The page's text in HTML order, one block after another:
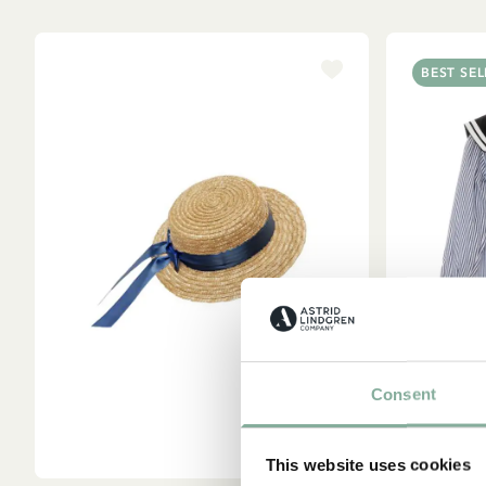
Consent
This website uses cookies
BEST